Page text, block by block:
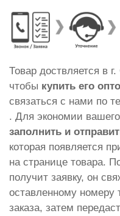
Товар доствляется в
чтобы купить его
связаться с нами по
. Для экономии
заполнить и
которая появляется
на странице товара.
получит заявку, он
оставленному номеру
заказа, затем